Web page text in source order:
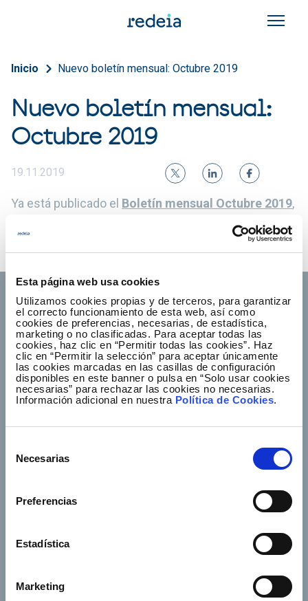
Esta página web usa cookies
Utilizamos cookies propias y de terceros, para garantizar
el correcto funcionamiento de esta web, así como
cookies de preferencias, necesarias, de estadística,
marketing o no clasificadas. Para aceptar todas las
cookies, haz clic en “Permitir todas las cookies”. Haz
clic en “Permitir la selección” para aceptar únicamente
las cookies marcadas en las casillas de configuración
disponibles en este banner o pulsa en “Solo usar cookies
necesarias” para rechazar las cookies no necesarias.
Información adicional en nuestra Política de Cookies.
Necesarias
Preferencias
Estadística
Marketing
Sobrescribir enlaces de
Inicio Nuevo boletín mensual: Octubre 2019
Nuevo boletín mensual:
Octubre 2019
19.11.2019
Ya está publicado el Boletín mensual Octubre 2019,
Footer TOP
Conócenos
Nuestros servicios
Empleo
Sala de prensa
Accionistas e inversoresGobierno corporativo
Síguenos